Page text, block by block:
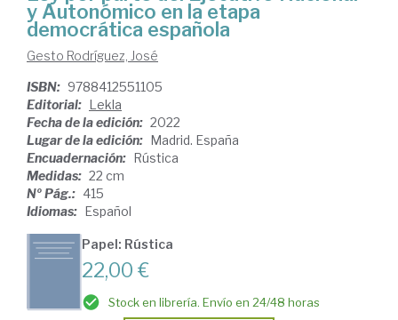
y Autonómico en la etapa
democrática española
Gesto Rodríguez, José
ISBN: 9788412551105
Editorial: Lekla
Fecha de la edición: 2022
Lugar de la edición: Madrid. España
Encuadernación: Rústica
Medidas: 22 cm
Nº Pág.: 415
Idiomas: Español
Papel: Rústica
22,00 €
Stock en librería. Envío en 24/48 horas